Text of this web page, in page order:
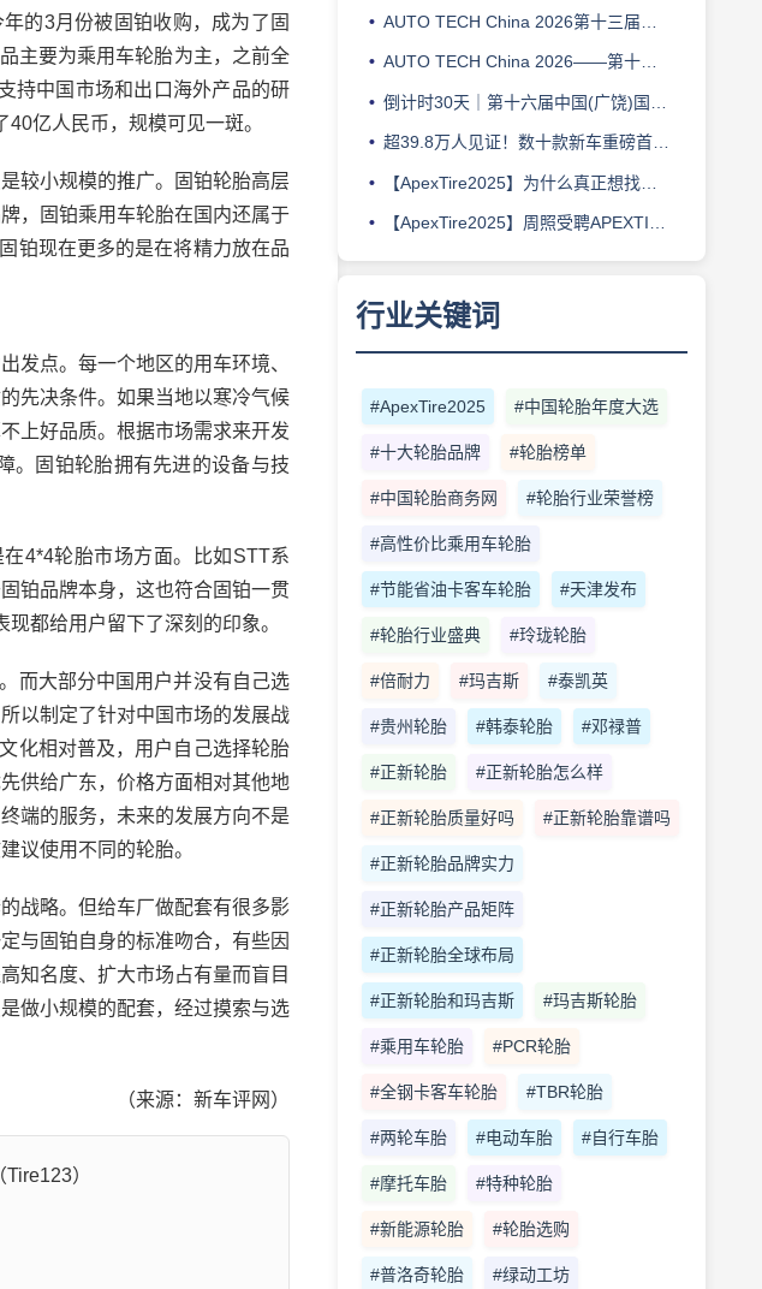
的3月份被固铂收购，成为了固
主要为乘用车轮胎为主，之前全
持中国市场和出口海外产品的研
亿人民币，规模可见一斑。
较小规模的推广。固铂轮胎高层
，固铂乘用车轮胎在国内还属于
铂现在更多的是在将精力放在品
点。每一个地区的用车环境、
先决条件。如果当地以寒冷气候
上好品质。根据市场需求来开发
。固铂轮胎拥有先进的设备与技
4*4轮胎市场方面。比如STT系
铂品牌本身，这也符合固铂一贯
都给用户留下了深刻的印象。
而大部分中国用户并没有自己选
以制定了针对中国市场的发展战
化相对普及，用户自己选择轮胎
供给广东，价格方面相对其他地
端的服务，未来的发展方向不是
议使用不同的轮胎。
战略。但给车厂做配套有很多影
与固铂自身的标准吻合，有些因
知名度、扩大市场占有量而盲目
做小规模的配套，经过摸索与选
（来源：新车评网）
）
AUTO TECH China 2026第十三届广州国际汽车零部件及加工技术、汽车模具展览会
AUTO TECH China 2026——第十三届广州国际汽车技术展览会
倒计时30天｜第十六届中国(广饶)国际橡胶轮胎暨汽车配件展览会邀您共赴盛会
超39.8万人见证！数十款新车重磅首发，2000台爆改神车打造车迷狂欢盛宴！深圳改装车展圆满闭幕
【ApexTire2025】为什么真正想找增量的人，都该关注这场论坛？
【ApexTire2025】周照受聘APEXTIRE轮胎大选荣誉导师，并担任LUBTOP总评榜荣誉导师
行业关键词
#ApexTire2025 #中国轮胎年度大选
#十大轮胎品牌 #轮胎榜单
#中国轮胎商务网 #轮胎行业荣誉榜
#高性价比乘用车轮胎
#节能省油卡客车轮胎 #天津发布
#轮胎行业盛典 #玲珑轮胎
#倍耐力 #玛吉斯 #泰凯英
#贵州轮胎 #韩泰轮胎 #邓禄普
#正新轮胎 #正新轮胎怎么样
#正新轮胎质量好吗 #正新轮胎靠谱吗
#正新轮胎品牌实力
#正新轮胎产品矩阵
#正新轮胎全球布局
#正新轮胎和玛吉斯 #玛吉斯轮胎
#乘用车轮胎 #PCR轮胎
#全钢卡客车轮胎 #TBR轮胎
#两轮车胎 #电动车胎 #自行车胎
#摩托车胎 #特种轮胎
#新能源轮胎 #轮胎选购
#普洛奇轮胎 #绿动工坊